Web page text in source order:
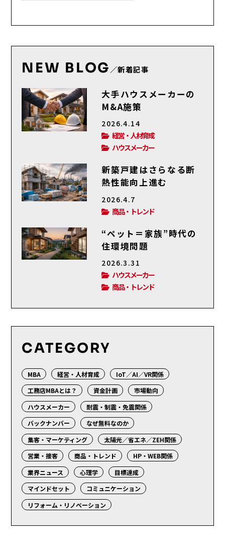
NEW BLOG ／新着記事
大手ハウスメーカーの
M&A施策
2026.4.14
経営・人材育成
ハウスメーカー
新築戸建はさらなる断
熱性能向上進む
2026.4.7
商品・トレンド
“ペット＝家族”時代の
住環境問題
2026.3.31
ハウスメーカー
商品・トレンド
CATEGORY
MBA 経営・人材育成
IoT／AI／VR関係
工務店MBAとは？
資金計画
市場動向
ハウスメーカー
耐震・制震・免震関係
バックナンバー
なぜ無料なのか
集客・マーケティング
太陽光／省エネ／ZEH関係
営業・接客
商品・トレンド
HP・WEB関係
業界ニュース
心理学
目標達成
マインドセット
コミュニケーション
リフォーム・リノベーション